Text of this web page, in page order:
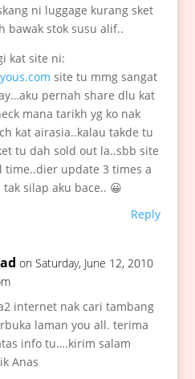
ni luggage kurang sket
bawak stok susu alif..
kat site ni:
site tu mmg sangat
pernah share dlu kat
mana tarikh yg ko nak
kat airasia..kalau takde tu
tu dah sold out la..sbb site
time..dier update 3 times a
silap aku bace.. 😀
Reply
on Saturday, June 12, 2010
internet nak cari tambang
laman you all. terima
info tu….kirim salam
Anas